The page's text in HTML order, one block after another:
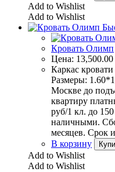
Add to Wishlist
Add to Wishlist
Кровать Олимп
Цена: 13,500.00
Каркас
Размеры:
Москве до
квартиру
руб/1 кл. до
наличными.
месяцев. Срок
В корзину
Add to Wishlist
Add to Wishlist